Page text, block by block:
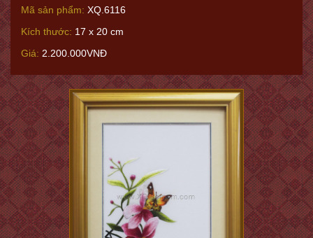
Mã sản phẩm: XQ.6116
Kích thước: 17 x 20 cm
Giá: 2.200.000VNĐ